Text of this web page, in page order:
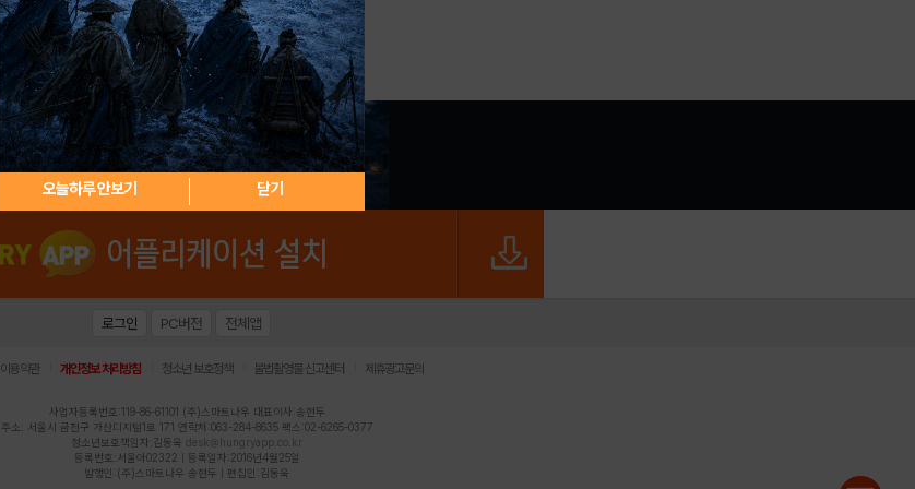
아이디 / 비밀번호 찾기 회원가입
오늘하루 안보기 닫기
로그인 PC버전 전체앱
이용약관 개인정보 처리방침 청소년 보호정책 불법촬영물 신고센터 제휴광고문의
사업자등록번호:119-86-61101 (주)스마트나우 대표이사:송현두
주소: 서울시 금천구 가산디지털1로 171 연락처:063-284-8635 팩스:02-6265-0377
청소년보호책임자:김동욱 desk@hungryapp.co.kr
등록번호:서울아02322 | 등록일자:2016년4월25일
발행인:(주)스마트나우 송현두 | 편집인:김동욱